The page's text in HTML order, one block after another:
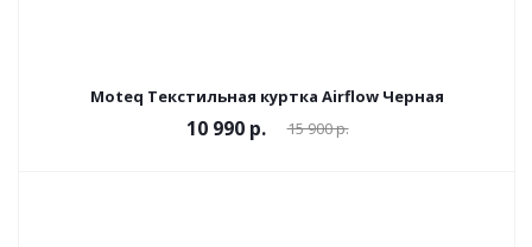
Moteq Текстильная куртка Airflow Черная
10 990 р. 15 900 р.